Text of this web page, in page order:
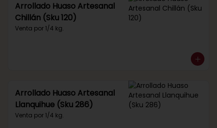
Arrollado Huaso Artesanal
Chillán (Sku 120)
Venta por 1/4 kg.
Arrollado Huaso Artesanal
Llanquihue (Sku 286)
Venta por 1/4 kg.